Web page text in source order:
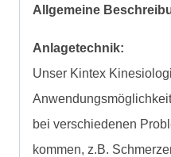
Allgemeine
Anlagetechnik:
Unser Kintex
bei verschiedenen
kommen, z.B.